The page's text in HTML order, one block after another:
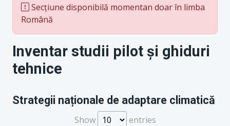
Secțiune disponibilă momentan doar în limba
Română
Inventar studii pilot și ghiduri
tehnice
Strategii naționale de adaptare climatică
Show
entries